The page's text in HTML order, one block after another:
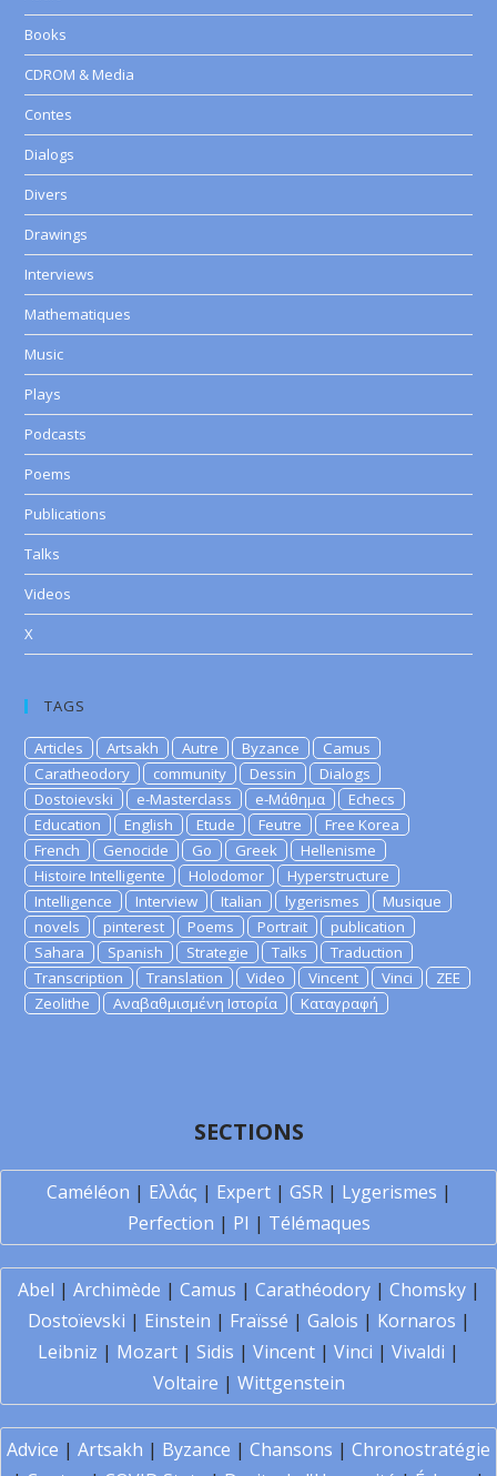
Books
CDROM & Media
Contes
Dialogs
Divers
Drawings
Interviews
Mathematiques
Music
Plays
Podcasts
Poems
Publications
Talks
Videos
X
TAGS
Articles Artsakh Autre Byzance
Camus
Caratheodory
community Dessin
Dialogs
Dostoievski
e-Masterclass e-Μάθημα
Echecs
Education
English Etude Feutre
Free Korea
French
Genocide Go Greek
Hellenisme
Histoire Intelligente
Holodomor
Hyperstructure
Intelligence
Interview Italian lygerismes
Musique
novels
pinterest Poems Portrait
publication
Sahara
Spanish Strategie Talks
Traduction
Transcription
Translation Video Vincent Vinci
ZEE
Zeolithe
Αναβαθμισμένη Ιστορία Καταγραφή
SECTIONS
Caméléon | Ελλάς | Expert| GSR| Lygerismes |
Perfection | PI | Télémaques
Abel | Archimède | Camus | Carathéodory| Chomsky|
Dostoïevski | Einstein | Fraïssé | Galois | Kornaros |
Leibniz | Mozart | Sidis | Vincent | Vinci | Vivaldi |
Voltaire | Wittgenstein
Advice | Artsakh | Byzance | Chansons | Chronostratégie